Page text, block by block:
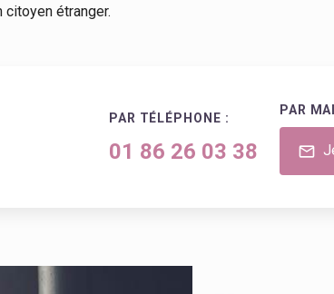
étranger.
PAR TÉLÉPHONE :
01 86 26 03 38
PAR
mail